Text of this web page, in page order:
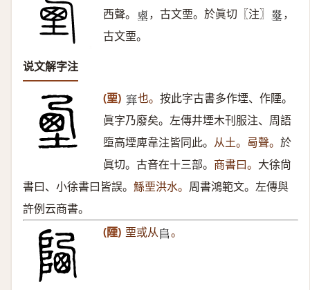
西聲。 𡎱 ，古文垔。於眞切〖注〗 𡓵 ，
古文垔。
说文解字注
(垔) 𡫳 也。 按此字古書多作堙、作陻。
眞字乃廢矣。左傳井堙木刊服注、周語
墮高堙庳韋注皆同此。 从土。㢴聲。 於
眞切。古音在十三部。 商書曰。 大徐尙
書曰、小徐書曰皆誤。 鯀垔洪水。 周書鴻範文。左傳與
許例云商書。
(陻) 垔或从𨸏。